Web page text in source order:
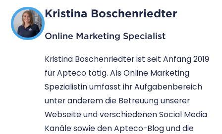
Kristina Boschenriedter
Online Marketing Specialist
Kristina Boschenriedter ist seit Anfang 2019
für Apteco tätig. Als Online Marketing
Spezialistin umfasst ihr Aufgabenbereich
unter anderem die Betreuung unserer
Webseite und verschiedenen Social Media
Kanäle sowie den Apteco-Blog und die